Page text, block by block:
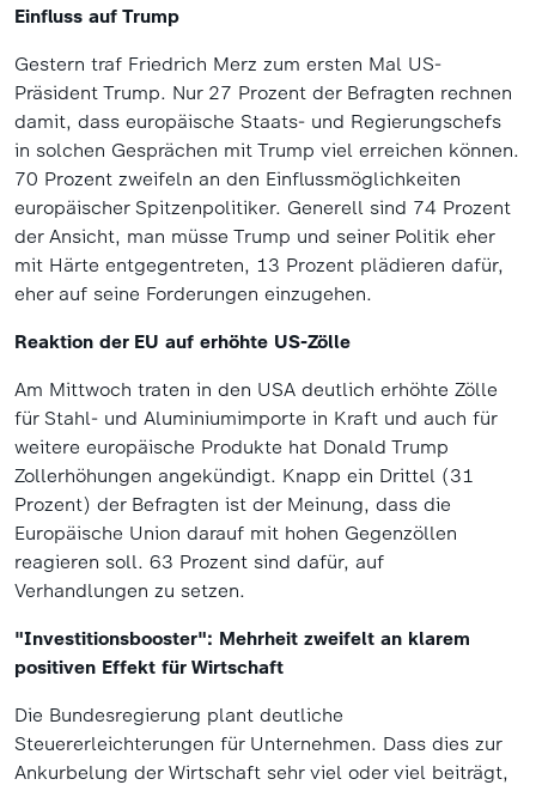
Einfluss auf Trump
Gestern traf Friedrich Merz zum ersten Mal US-
Präsident Trump. Nur 27 Prozent der Befragten rechnen
damit, dass europäische Staats- und Regierungschefs
in solchen Gesprächen mit Trump viel erreichen können.
70 Prozent zweifeln an den Einflussmöglichkeiten
europäischer Spitzenpolitiker. Generell sind 74 Prozent
der Ansicht, man müsse Trump und seiner Politik eher
mit Härte entgegentreten, 13 Prozent plädieren dafür,
eher auf seine Forderungen einzugehen.
Reaktion der EU auf erhöhte US-Zölle
Am Mittwoch traten in den USA deutlich erhöhte Zölle
für Stahl- und Aluminiumimporte in Kraft und auch für
weitere europäische Produkte hat Donald Trump
Zollerhöhungen angekündigt. Knapp ein Drittel (31
Prozent) der Befragten ist der Meinung, dass die
Europäische Union darauf mit hohen Gegenzöllen
reagieren soll. 63 Prozent sind dafür, auf
Verhandlungen zu setzen.
"Investitionsbooster": Mehrheit zweifelt an klarem
positiven Effekt für Wirtschaft
Die Bundesregierung plant deutliche
Steuererleichterungen für Unternehmen. Dass dies zur
Ankurbelung der Wirtschaft sehr viel oder viel beiträgt,